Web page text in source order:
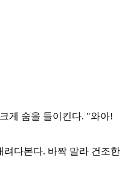
게 숨을 들이킨다. "와아!
다본다. 바짝 말라 건조한